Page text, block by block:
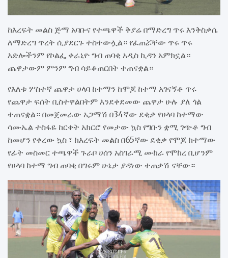
ከእረፍት መልስ ጅማ አባቡና የተጫዋች ቅያሬ በማድረግ ጥሩ እንቅስቃሴ
ለማድረግ ጥረት ሲያደርጉ ተስተውሏል። የፈጠሯቸው ጥሩ ጥሩ
እድሎችንም የኮልፌ ቀራኒዮ ግብ ጠባቂ አዲስ ኪዳን አምክኗል።
ጨዋታውም ምንም ግብ ሳይቆጠርበት ተጠናቋል።
የእለቱ ሦስተኛ ጨዋታ ሀላባ ከተማን ከሞጆ ከተማ አገናኝቶ ጥሩ
የጨዋታ ፍሰት ቢስተዋልበትም እንደቀደመው ጨዋታ ሁሉ ያለ ጎል
ተጠናቋል። በመጀመራው አጋማሽ በ34ኛው ደቂቃ የሀላባ ከተማው
ሳሙኤል ተስፋዬ ከርቀት አክርሮ የመታው ኳስ የግቡን ቋሚ ገጭቶ ግብ
ከመሆን የቀረው ኳስ ፣ ከእረፍት መልስ በ65ኛው ደቂቃ የሞጆ ከተማው
የፊት መስመር ተጫዋች ጉራቦ ሀሰን አስገራሚ ሙከራ የሞከረ ቢሆንም
የሀላባ ከተማ ግብ ጠባቂ በግሩም ሁኔታ ያዳነው ተጠቃሽ ናቸው።